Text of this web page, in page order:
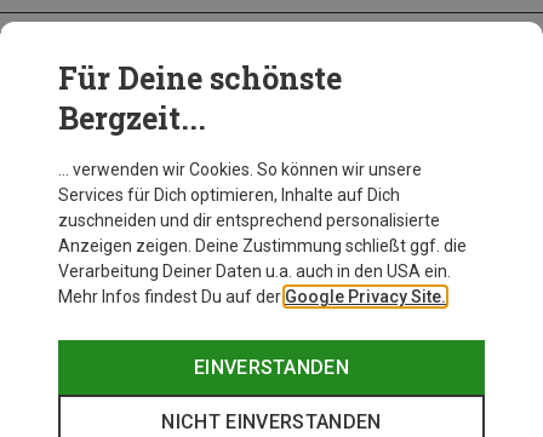
BEKLEIDUNG
Für Deine schönste
Bergzeit...
… verwenden wir Cookies. So können wir unsere
Services für Dich optimieren, Inhalte auf Dich
zuschneiden und dir entsprechend personalisierte
Anzeigen zeigen. Deine Zustimmung schließt ggf. die
Verarbeitung Deiner Daten u.a. auch in den USA ein.
Mehr Infos findest Du auf der Google Privacy Site.
EINVERSTANDEN
NICHT EINVERSTANDEN